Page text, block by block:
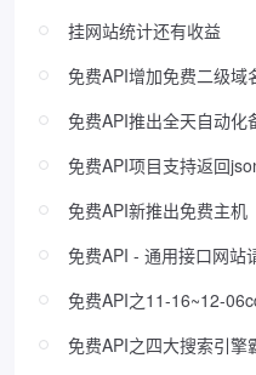
挂网站统计还有收益
免费API增加免费二级域
免费API推出全天自动化
免费API项目支持返回
免费API新推出免费主机
免费API - 通用接口网站
免费API之11-16~12-
免费API之四大搜索引擎